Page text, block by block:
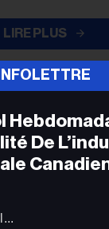
INFOLETTRE
De
LIRE PLUS
ADVERTISEMENT